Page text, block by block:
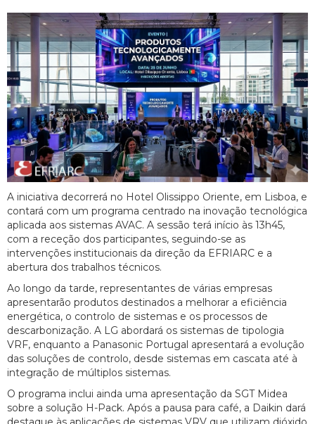
A iniciativa decorrerá no Hotel Olissippo Oriente, em Lisboa, e
contará com um programa centrado na inovação tecnológica
aplicada aos sistemas AVAC. A sessão terá início às 13h45,
com a receção dos participantes, seguindo-se as
intervenções institucionais da direção da EFRIARC e a
abertura dos trabalhos técnicos.
Ao longo da tarde, representantes de várias empresas
apresentarão produtos destinados a melhorar a eficiência
energética, o controlo de sistemas e os processos de
descarbonização. A LG abordará os sistemas de tipologia
VRF, enquanto a Panasonic Portugal apresentará a evolução
das soluções de controlo, desde sistemas em cascata até à
integração de múltiplos sistemas.
O programa inclui ainda uma apresentação da SGT Midea
sobre a solução H-Pack. Após a pausa para café, a Daikin dará